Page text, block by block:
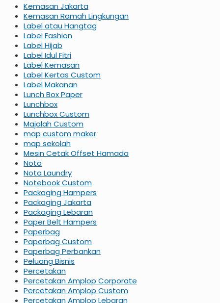
Kemasan Jakarta
Kemasan Ramah Lingkungan
Label atau Hangtag
Label Fashion
Label Hijab
Label Idul Fitri
Label Kemasan
Label Kertas Custom
Label Makanan
Lunch Box Paper
Lunchbox
Lunchbox Custom
Majalah Custom
map custom maker
map sekolah
Mesin Cetak Offset Hamada
Nota
Nota Laundry
Notebook Custom
Packaging Hampers
Packaging Jakarta
Packaging Lebaran
Paper Belt Hampers
Paperbag
Paperbag Custom
Paperbag Perbankan
Peluang Bisnis
Percetakan
Percetakan Amplop Corporate
Percetakan Amplop Custom
Percetakan Amplop Lebaran